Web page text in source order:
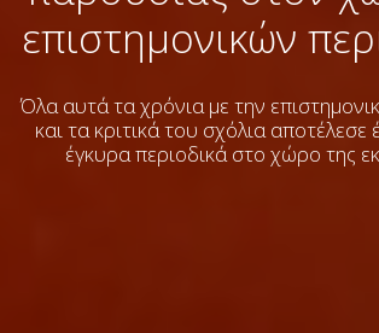
επιστημονικών
Όλα αυτά τα χρόνια με την
και τα κριτικά του σχόλιααποτέλεσε
έγκυρα περιοδικά στο χώρο της